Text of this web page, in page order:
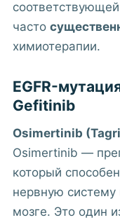
часто
химиотерапии.
EGFR-
Gefitinib
Osimertinib
Osimertinib —
который
нервную систему
мозге. Это один